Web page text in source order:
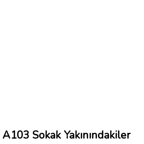
A103 Sokak Yakınındakiler